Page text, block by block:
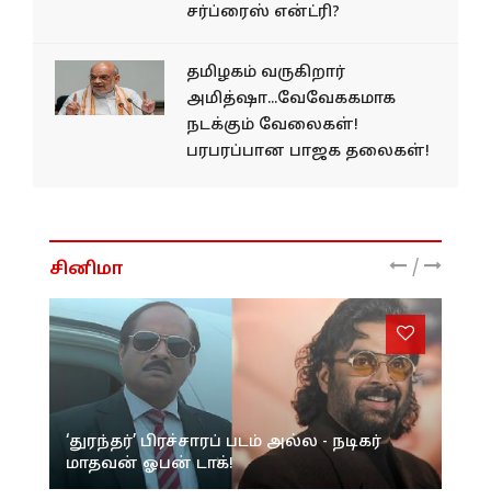
சர்ப்ரைஸ் என்ட்ரி?
தமிழகம் வருகிறார்
அமித்ஷா...வேவேககமாக
நடக்கும் வேலைகள்!
பரபரப்பான பாஜக தலைகள்!
சினிமா /
‘துரந்தர்’ பிரச்சாரப் படம் அல்ல - நடிகர்
மாதவன் ஓபன் டாக்!